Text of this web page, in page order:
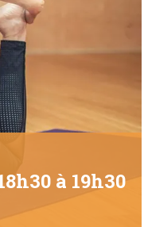
à 19h30